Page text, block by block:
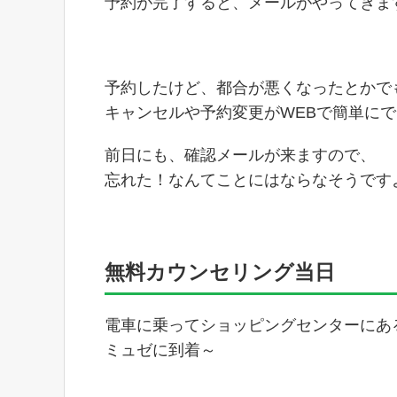
予約したけど、都合が悪くなったとかで
キャンセルや予約変更がWEBで簡単にで
前日にも、確認メールが来ますので、
忘れた！なんてことにはならなそうです
無料カウンセリング当日
電車に乗ってショッピングセンターにあ
ミュゼに到着～